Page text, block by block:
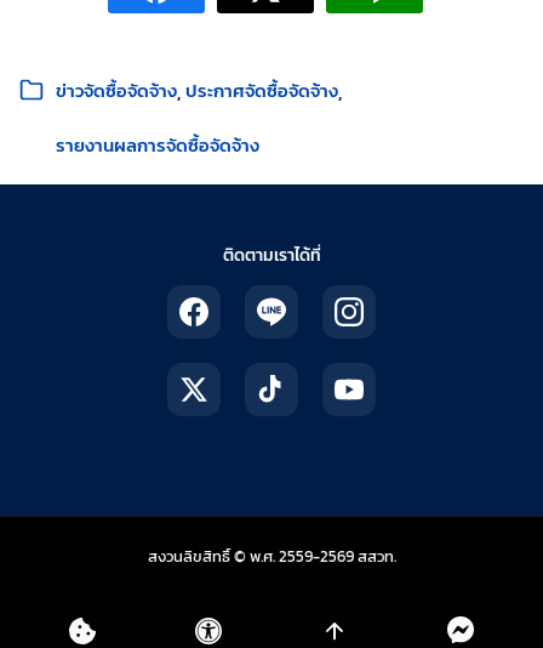
หมวดหมู่:
ข่าวจัดซื้อจัดจ้าง ประกาศจัดซื้อจัดจ้าง
รายงานผลการจัดซื้อจัดจ้าง
ติดตามเราได้ที่
สงวนลิขสิทธิ์ © พ.ศ. 2559-2569สสวท.สถาบันส่งเสริมการสอ